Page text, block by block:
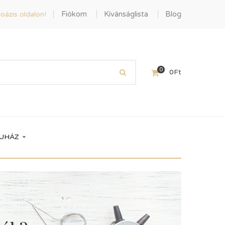
oldalon! Fiókom Kívánságlista Blog
0 0Ft